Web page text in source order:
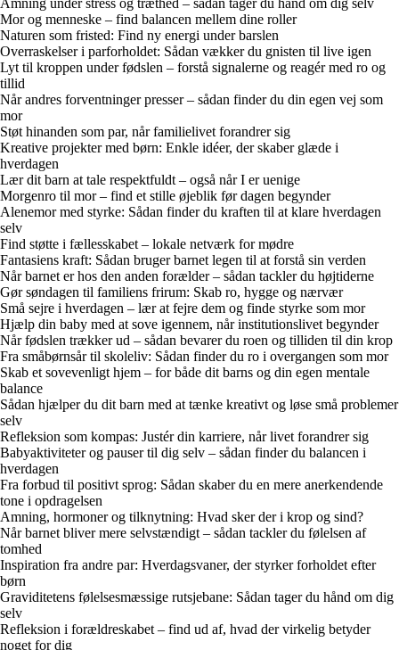
Mor og menneske – find balancen mellem dine roller
Naturen som fristed: Find ny energi under barslen
Overraskelser i parforholdet: Sådan vækker du gnisten til live igen
Lyt til kroppen under fødslen – forstå signalerne og reagér med ro og
tillid
Når andres forventninger presser – sådan finder du din egen vej som
mor
Støt hinanden som par, når familielivet forandrer sig
Kreative projekter med børn: Enkle idéer, der skaber glæde i
hverdagen
Lær dit barn at tale respektfuldt – også når I er uenige
Morgenro til mor – find et stille øjeblik før dagen begynder
Alenemor med styrke: Sådan finder du kraften til at klare hverdagen
selv
Find støtte i fællesskabet – lokale netværk for mødre
Fantasiens kraft: Sådan bruger barnet legen til at forstå sin verden
Når barnet er hos den anden forælder – sådan tackler du højtiderne
Gør søndagen til familiens frirum: Skab ro, hygge og nærvær
Små sejre i hverdagen – lær at fejre dem og finde styrke som mor
Hjælp din baby med at sove igennem, når institutionslivet begynder
Når fødslen trækker ud – sådan bevarer du roen og tilliden til din krop
Fra småbørnsår til skoleliv: Sådan finder du ro i overgangen som mor
Skab et sovevenligt hjem – for både dit barns og din egen mentale
balance
Sådan hjælper du dit barn med at tænke kreativt og løse små problemer
selv
Refleksion som kompas: Justér din karriere, når livet forandrer sig
Babyaktiviteter og pauser til dig selv – sådan finder du balancen i
hverdagen
Fra forbud til positivt sprog: Sådan skaber du en mere anerkendende
tone i opdragelsen
Amning, hormoner og tilknytning: Hvad sker der i krop og sind?
Når barnet bliver mere selvstændigt – sådan tackler du følelsen af
tomhed
Inspiration fra andre par: Hverdagsvaner, der styrker forholdet efter
børn
Graviditetens følelsesmæssige rutsjebane: Sådan tager du hånd om dig
selv
Refleksion i forældreskabet – find ud af, hvad der virkelig betyder
noget for dig